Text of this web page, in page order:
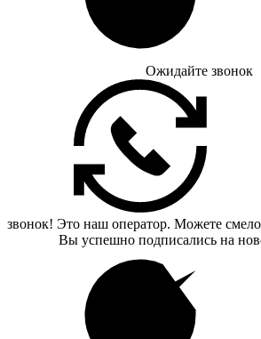
Ожидайте звонок
звонок! Это наш оператор. Можете
Вы успешно подписались на